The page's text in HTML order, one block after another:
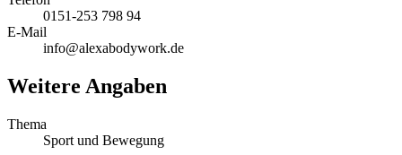
0151-253 798 94
E-Mail
info@alexabodywork.de
Weitere Angaben
Thema
Sport und Bewegung